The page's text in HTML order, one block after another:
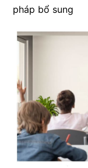
pháp bổ sung